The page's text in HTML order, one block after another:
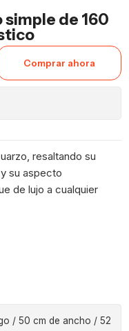
de 160
Comprar ahora
resaltando su
su aspecto
de lujo a cualquier
/ 50 cm de ancho / 52